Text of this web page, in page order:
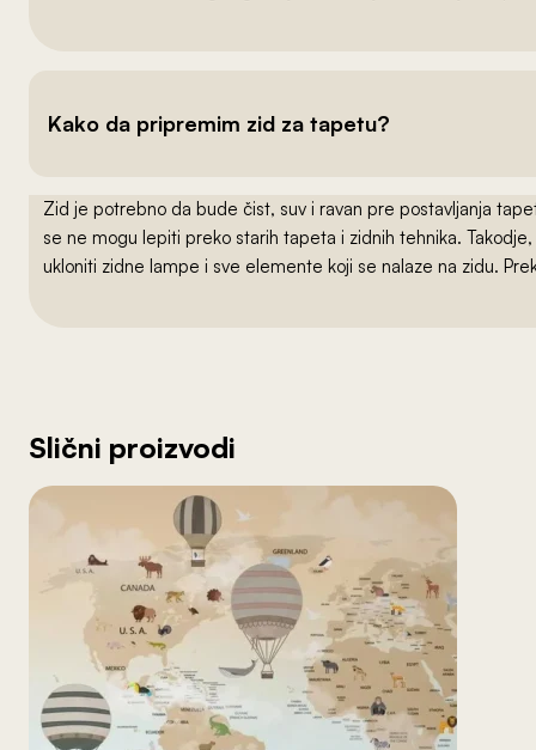
Kako da pripremim zid za tapetu?
Zid je potrebno da bude čist, suv i ravan pre postavljanja
se ne mogu lepiti preko starih tapeta i zidnih tehnika.
ukloniti zidne lampe i sve elemente koji se nalaze na zidu.
Slični proizvodi